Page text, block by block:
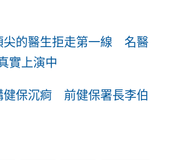
尖的醫生拒走第一線 名醫
實上演中
健保沉痾 前健保署長李伯